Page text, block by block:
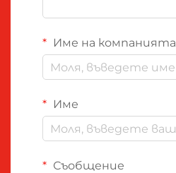
Име на компанията
Име
Съобщение